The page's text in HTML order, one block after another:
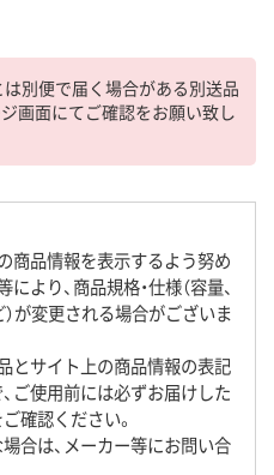
別便で届く場合がある別送品
画面にてご確認をお願い致し
商品情報を表示するよう努め
より、商品規格・仕様（容量、
が変更される場合がございま
とサイト上の商品情報の表記
ご使用前には必ずお届けした
確認ください。
合は、メーカー等にお問い合